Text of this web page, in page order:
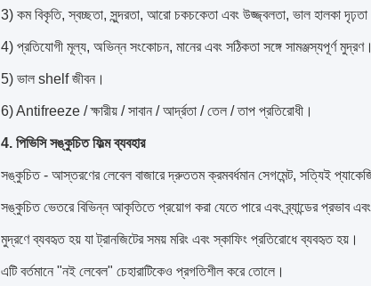
3) কম বিকৃতি, স্বচ্ছতা, সুন্দরতা, আরো চকচকেতা এবং উজ্জ্বলতা, ভাল হালকা দৃঢ়তা
4) প্রতিযোগী মূল্য, অভিন্ন সংকোচন, মানের এবং সঠিকতা সঙ্গে সামঞ্জস্যপূর্ণ মুদ্রণ।
5) ভাল shelf জীবন।
6) Antifreeze / ক্ষারীয় / সাবান / আর্দ্রতা / তেল / তাপ প্রতিরোধী।
4. পিভিসি সঙ্কুচিত ফিল্ম ব্যবহার
সঙ্কুচিত - আস্তরণের লেবেল বাজারে দ্রুততম ক্রমবর্ধমান সেগমেন্ট, সত্যিই
সঙ্কুচিত ভেতরে বিভিন্ন আকৃতিতে প্রয়োগ করা যেতে পারে এবং ব্র্যান্ডের প্রভাব
মুদ্রণে ব্যবহৃত হয় যা ট্রানজিটের সময় মরিং এবং স্কাফিং প্রতিরোধে ব্যবহৃত হয়।
এটি বর্তমানে "নই লেবেল" চেহারাটিকেও প্রগতিশীল করে তোলে।